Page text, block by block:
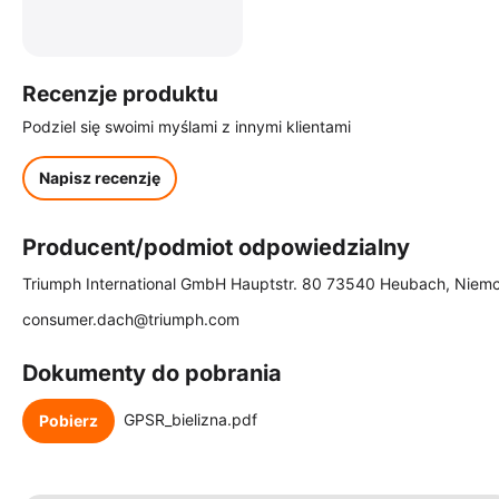
Recenzje produktu
Podziel się swoimi myślami z innymi klientami
Napisz recenzję
Producent/podmiot odpowiedzialny
Triumph International GmbH Hauptstr. 80 73540 Heubach,
consumer.dach@triumph.com
Dokumenty do pobrania
Pobierz GPSR_bielizna.pdf